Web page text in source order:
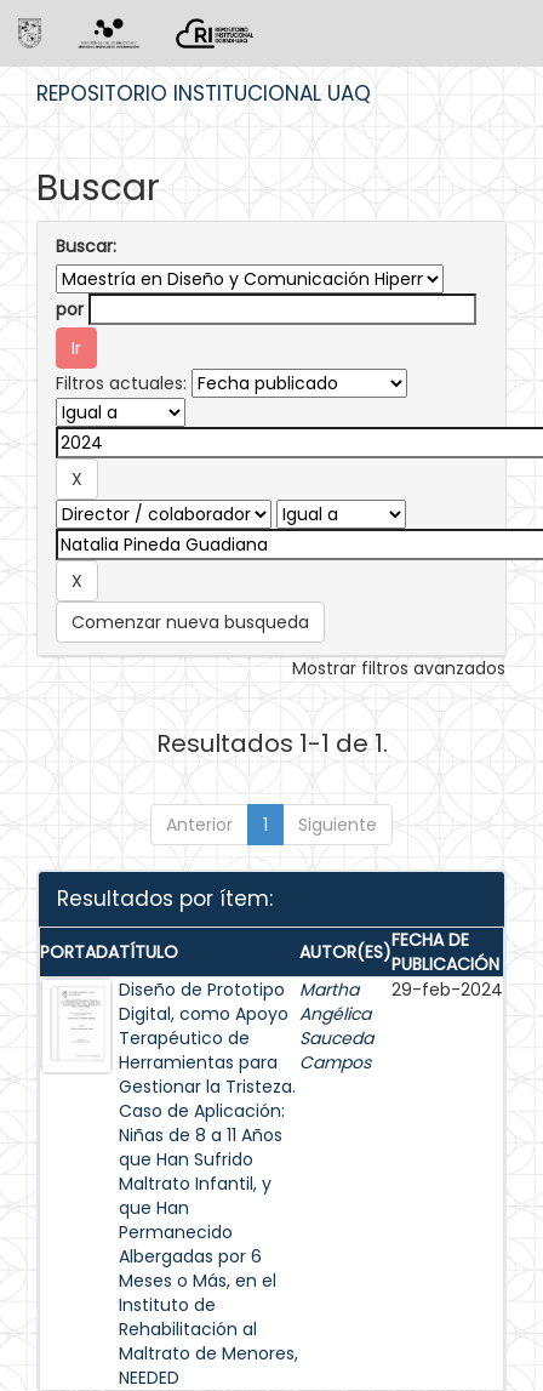
REPOSITORIO INSTITUCIONAL UAQ
Buscar
Buscar:
por
Filtros actuales:
Comenzar nueva busqueda
Mostrar filtros avanzados
Resultados 1-1 de 1.
Anterior 1 Siguiente
Resultados por ítem:
PORTADATÍTULO AUTOR(ES)FECHA DE
PUBLICACIÓN
Diseño de Prototipo
Digital, como Apoyo
Terapéutico de
Herramientas para
Gestionar la Tristeza.
Caso de Aplicación:
Niñas de 8 a 11 Años
que Han Sufrido
Maltrato Infantil, y
que Han
Permanecido
Albergadas por 6
Meses o Más, en el
Instituto de
Rehabilitación al
Maltrato de Menores,
NEEDED
Martha
Angélica
Sauceda
Campos
29-feb-2024